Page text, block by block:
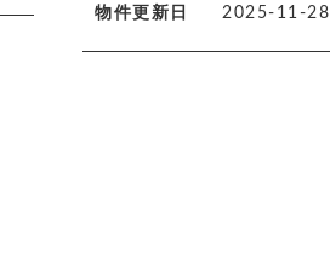
物件更新日 2025-11-28